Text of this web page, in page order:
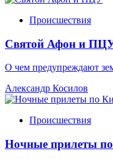
Происшествия
Святой Афон и
О чем предупреждают
Александр Косилов
Происшествия
Ночные прилеты